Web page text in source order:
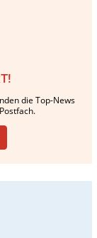
die Top-News